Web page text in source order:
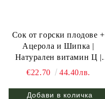
Сок от горски плодове +
Ацерола и Шипка |
Натурален витамин Ц |
Vitamin C from natural
дози
€22.70 44.40лв.